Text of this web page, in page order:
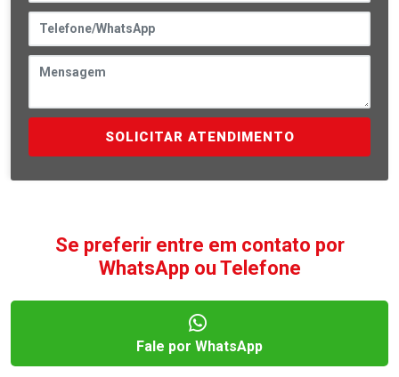
SOLICITAR ATENDIMENTO
Se preferir entre em contato por
WhatsApp ou Telefone
Fale por WhatsApp